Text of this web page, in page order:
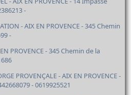
-
- AIX EN PROVENCE - 345 Chemin
-
PROVENCE - 345 Chemin de la
PROVENÇALE - AIX EN PROVENCE -
- 0619925521